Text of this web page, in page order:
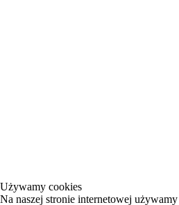
Używamy cookies
Na naszej stronie internetowej